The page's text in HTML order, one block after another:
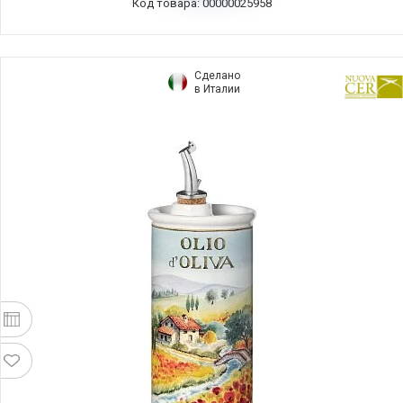
Код товара: 00000025958
Сделано
в Италии